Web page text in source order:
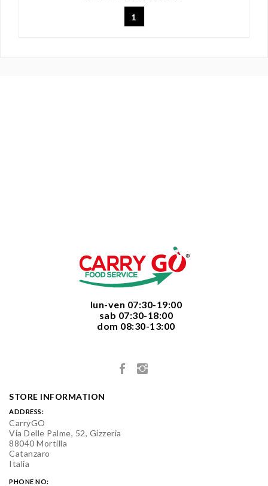
1
  lun-ven 07:30-19:00
  sab 07:30-18:00
  dom 08:30-13:00
STORE INFORMATION
ADDRESS:
CarryGO
Via Delle Palme, 52, Gizzeria
88040 Mortilla
Catanzaro
Italia
PHONE NO: